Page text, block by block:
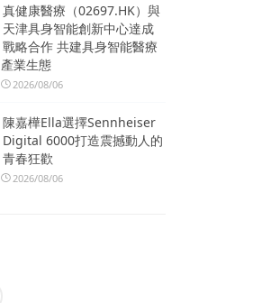
真健康醫療（02697.HK）與
天津具身智能創新中心達成
戰略合作 共建具身智能醫療
產業生態
2026/08/06
陳嘉樺Ella選擇Sennheiser
Digital 6000打造震撼動人的
青春狂歡
2026/08/06